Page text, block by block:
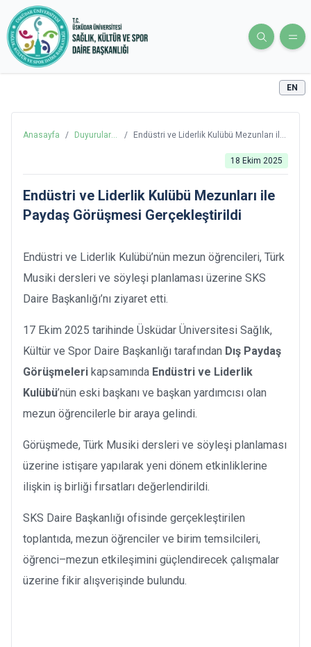
EN
Anasayfa /
Duyurular
/
Endüstri ve Liderlik Kulübü Mezunları ile
18 Ekim 2025
Endüstri ve Liderlik Kulübü Mezunları ile
Paydaş Görüşmesi Gerçekleştirildi
Endüstri ve Liderlik Kulübü’nün mezun öğrencileri, Türk
Musiki dersleri ve söyleşi planlaması üzerine SKS
Daire Başkanlığı’nı ziyaret etti.
17 Ekim 2025 tarihinde Üsküdar Üniversitesi Sağlık,
Kültür ve Spor Daire Başkanlığı tarafından Dış Paydaş
Görüşmeleri kapsamında Endüstri ve Liderlik
Kulübü’nün eski başkanı ve başkan yardımcısı olan
mezun öğrencilerle bir araya gelindi.
Görüşmede, Türk Musiki dersleri ve söyleşi planlaması
üzerine istişare yapılarak yeni dönem etkinliklerine
ilişkin iş birliği fırsatları değerlendirildi.
SKS Daire Başkanlığı ofisinde gerçekleştirilen
toplantıda, mezun öğrenciler ve birim temsilcileri,
öğrenci–mezun etkileşimini güçlendirecek çalışmalar
üzerine fikir alışverişinde bulundu.